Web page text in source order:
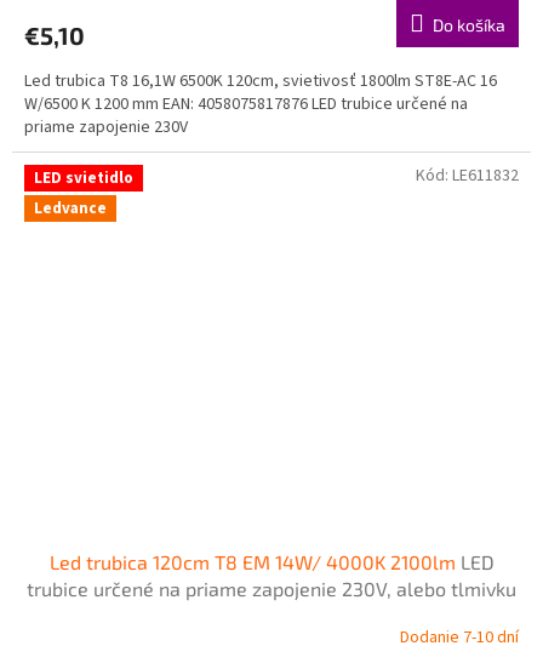
€5,10 Do košíka
Led trubica T8 16,1W 6500K 120cm, svietivosť 1800lm ST8E-AC 16
W/6500 K 1200 mm EAN: 4058075817876 LED trubice určené na
priame zapojenie 230V
LED svietidlo
Ledvance
Led trubica 120cm T8 EM 14W/ 4000K 2100lm LED
trubice určené na priame zapojenie 230V, alebo tlmivku
Dodanie 7-10 dní
Kód: LE611832